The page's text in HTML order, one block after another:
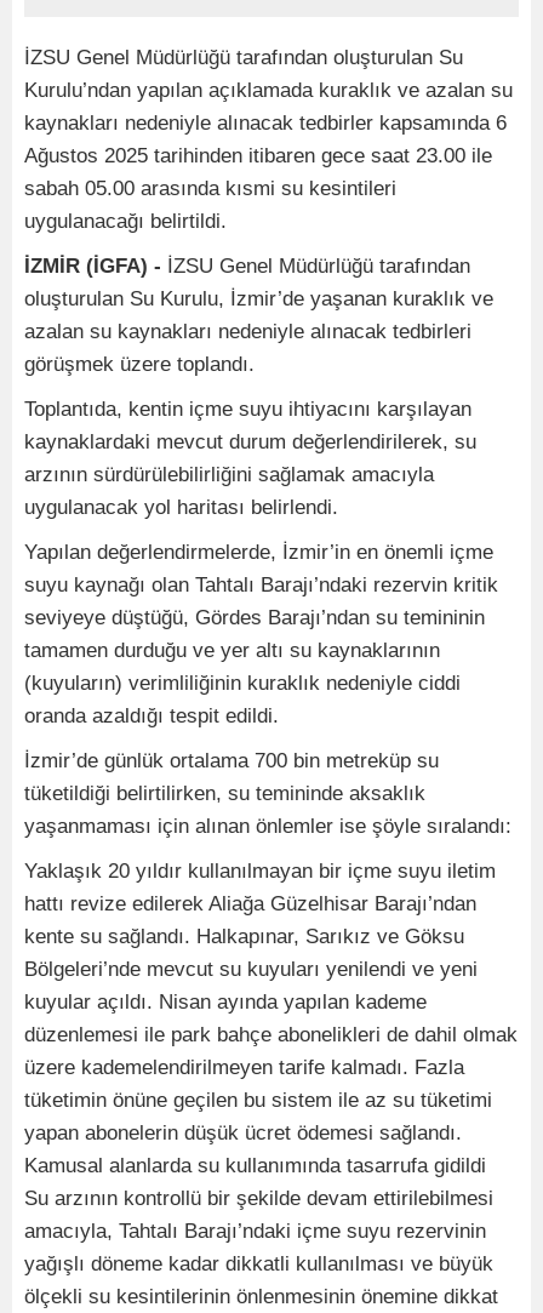
İZSU Genel Müdürlüğü tarafından oluşturulan Su
Kurulu’ndan yapılan açıklamada kuraklık ve azalan su
kaynakları nedeniyle alınacak tedbirler kapsamında 6
Ağustos 2025 tarihinden itibaren gece saat 23.00 ile
sabah 05.00 arasında kısmi su kesintileri
uygulanacağı belirtildi.
İZMİR (İGFA) - İZSU Genel Müdürlüğü tarafından
oluşturulan Su Kurulu, İzmir’de yaşanan kuraklık ve
azalan su kaynakları nedeniyle alınacak tedbirleri
görüşmek üzere toplandı.
Toplantıda, kentin içme suyu ihtiyacını karşılayan
kaynaklardaki mevcut durum değerlendirilerek, su
arzının sürdürülebilirliğini sağlamak amacıyla
uygulanacak yol haritası belirlendi.
Yapılan değerlendirmelerde, İzmir’in en önemli içme
suyu kaynağı olan Tahtalı Barajı’ndaki rezervin kritik
seviyeye düştüğü, Gördes Barajı’ndan su temininin
tamamen durduğu ve yer altı su kaynaklarının
(kuyuların) verimliliğinin kuraklık nedeniyle ciddi
oranda azaldığı tespit edildi.
İzmir’de günlük ortalama 700 bin metreküp su
tüketildiği belirtilirken, su temininde aksaklık
yaşanmaması için alınan önlemler ise şöyle sıralandı:
Yaklaşık 20 yıldır kullanılmayan bir içme suyu iletim
hattı revize edilerek Aliağa Güzelhisar Barajı’ndan
kente su sağlandı. Halkapınar, Sarıkız ve Göksu
Bölgeleri’nde mevcut su kuyuları yenilendi ve yeni
kuyular açıldı. Nisan ayında yapılan kademe
düzenlemesi ile park bahçe abonelikleri de dahil olmak
üzere kademelendirilmeyen tarife kalmadı. Fazla
tüketimin önüne geçilen bu sistem ile az su tüketimi
yapan abonelerin düşük ücret ödemesi sağlandı.
Kamusal alanlarda su kullanımında tasarrufa gidildi
Su arzının kontrollü bir şekilde devam ettirilebilmesi
amacıyla, Tahtalı Barajı’ndaki içme suyu rezervinin
yağışlı döneme kadar dikkatli kullanılması ve büyük
ölçekli su kesintilerinin önlenmesinin önemine dikkat